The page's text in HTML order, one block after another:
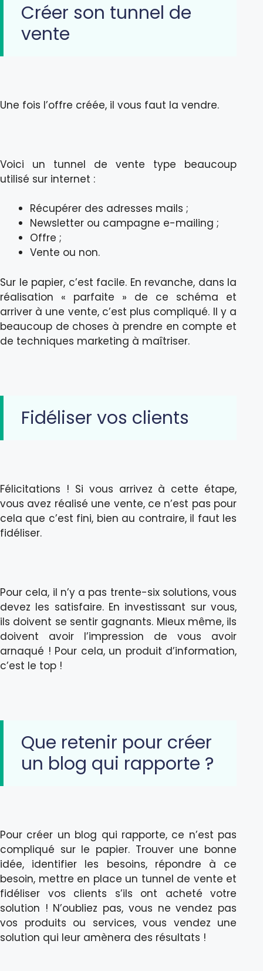
Créer son tunnel de
vente
Une fois l’offre créée, il vous faut la vendre.
Voici un tunnel de vente type beaucoup
utilisé sur internet :
Récupérer des adresses mails ;
Newsletter ou campagne e-mailing ;
Offre ;
Vente ou non.
Sur le papier, c’est facile. En revanche, dans la
réalisation « parfaite » de ce schéma et
arriver à une vente, c’est plus compliqué. Il y a
beaucoup de choses à prendre en compte et
de techniques marketing à maîtriser.
Fidéliser vos clients
Félicitations ! Si vous arrivez à cette étape,
vous avez réalisé une vente, ce n’est pas pour
cela que c’est fini, bien au contraire, il faut les
fidéliser.
Pour cela, il n’y a pas trente-six solutions, vous
devez les satisfaire. En investissant sur vous,
ils doivent se sentir gagnants. Mieux même, ils
doivent avoir l’impression de vous avoir
arnaqué ! Pour cela, un produit d’information,
c’est le top !
Que retenir pour créer
un blog qui rapporte ?
Pour créer un blog qui rapporte, ce n’est pas
compliqué sur le papier. Trouver une bonne
idée, identifier les besoins, répondre à ce
besoin, mettre en place un tunnel de vente et
fidéliser vos clients s’ils ont acheté votre
solution ! N’oubliez pas, vous ne vendez pas
vos produits ou services, vous vendez une
solution qui leur amènera des résultats !